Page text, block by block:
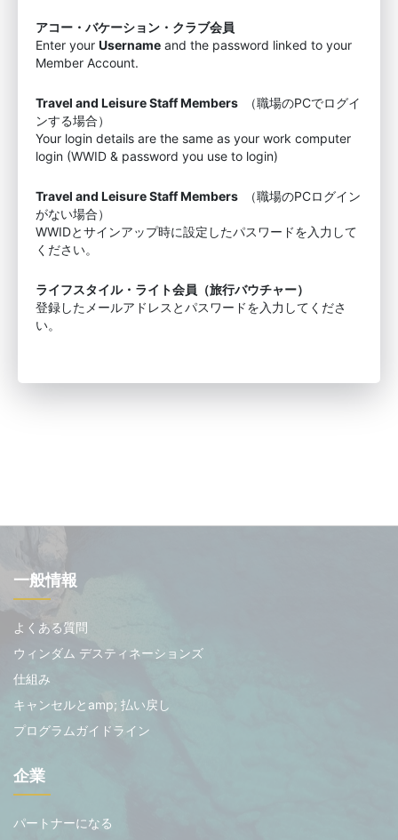
アコー・バケーション・クラブ会員
Enter your Username and the password linked to your
Member Account.
Travel and Leisure Staff Members
（職場のPCでログイ
ンする場合）
Your login details are the same as your work computer
login (WWID & password you use to login)
Travel and Leisure Staff Members
（職場のPCログイン
がない場合）
WWIDとサインアップ時に設定したパスワードを入力して
ください。
ライフスタイル・ライト会員（旅行バウチャー）
登録したメールアドレスとパスワードを入力してくださ
い。
一般情報
よくある質問
ウィンダム デスティネーションズ
仕組み
キャンセルとamp; 払い戻し
プログラムガイドライン
企業
パートナーになる